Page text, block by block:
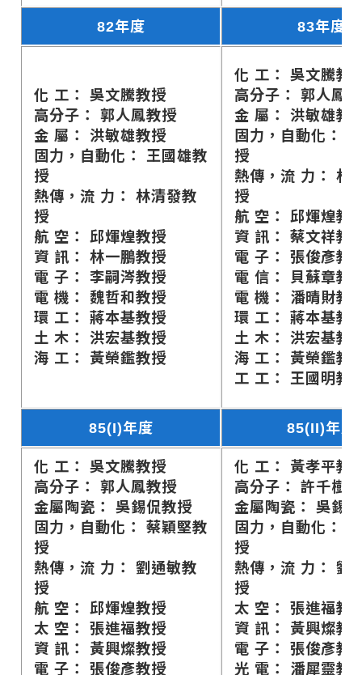
82年度 83年度
化 工： 吳文騰教授
高分子： 郭人鳳教授
金 屬： 洪敏雄教授
固力，自動化： 王國雄教
授
熱傳，流 力： 林清發教
授
航 空： 邱煇煌教授
資 訊： 林一鵬教授
電 子： 李嗣涔教授
電 機： 魏哲和教授
環 工： 蔣本基教授
土 木： 洪宏基教授
海 工： 黃榮鑑教授
化 工： 吳文騰教
高分子： 郭人鳳
金 屬： 洪敏雄教
固力，自動化：
授
熱傳，流 力： 林
授
航 空： 邱煇煌教
資 訊： 蔡文祥教
電 子： 張俊彥教
電 信： 貝蘇章教
電 機： 潘晴財教
環 工： 蔣本基教
土 木： 洪宏基教
海 工： 黃榮鑑教
工 工： 王國明教
85(I)年度 85(II)年度
化 工： 吳文騰教授
高分子： 郭人鳳教授
金屬陶瓷： 吳錫侃教授
固力，自動化： 蔡穎堅教
授
熱傳，流 力： 劉通敏教
授
航 空： 邱煇煌教授
太 空： 張進福教授
資 訊： 黃興燦教授
電 子： 張俊彥教授
化 工： 黃孝平教
高分子： 許千樹
金屬陶瓷： 吳錫
固力，自動化：
授
熱傳，流 力： 劉
授
太 空： 張進福教
資 訊： 黃興燦教
電 子： 張俊彥教
光 電： 潘犀靈教